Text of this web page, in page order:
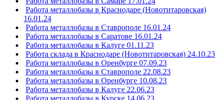
Работа металлобазы в Краснодаре (Новотитаровская)
16.01.24
Работа металлобазы в Ставрополе 16.01.24
Работа металлобазы в Саратове 16.01.24
Работа металлобазы в Калуге 01.11.23
Работа склада в Краснодаре (Новотитаровская) 24.10.23
Работа металлобазы в Оренбурге 07.09.23
Работа металлобазы в Ставрополе 22.08.23
Работа металлобазы в Оренбурге 10.08.23
Работа металлобазы в Калуге 22.06.23
Работа металлобазы в Курске 14.06.23